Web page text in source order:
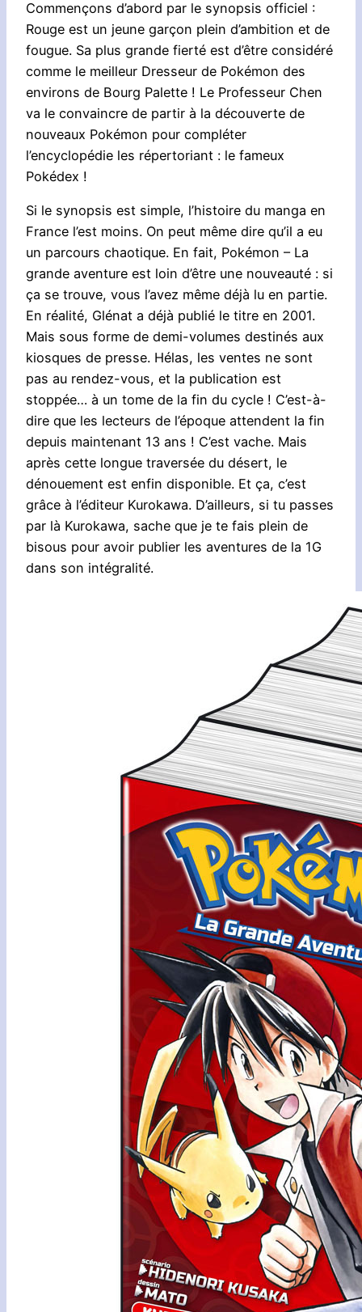
Commençons d’abord par le synopsis officiel :
Rouge est un jeune garçon plein d’ambition et de
fougue. Sa plus grande fierté est d’être considéré
comme le meilleur Dresseur de Pokémon des
environs de Bourg Palette ! Le Professeur Chen
va le convaincre de partir à la découverte de
nouveaux Pokémon pour compléter
l’encyclopédie les répertoriant : le fameux
Pokédex !
Si le synopsis est simple, l’histoire du manga en
France l’est moins. On peut même dire qu’il a eu
un parcours chaotique. En fait, Pokémon – La
grande aventure est loin d’être une nouveauté : si
ça se trouve, vous l’avez même déjà lu en partie.
En réalité, Glénat a déjà publié le titre en 2001.
Mais sous forme de demi-volumes destinés aux
kiosques de presse. Hélas, les ventes ne sont
pas au rendez-vous, et la publication est
stoppée… à un tome de la fin du cycle ! C’est-à-
dire que les lecteurs de l’époque attendent la fin
depuis maintenant 13 ans ! C’est vache. Mais
après cette longue traversée du désert, le
dénouement est enfin disponible. Et ça, c’est
grâce à l’éditeur Kurokawa. D’ailleurs, si tu passes
par là Kurokawa, sache que je te fais plein de
bisous pour avoir publier les aventures de la 1G
dans son intégralité.